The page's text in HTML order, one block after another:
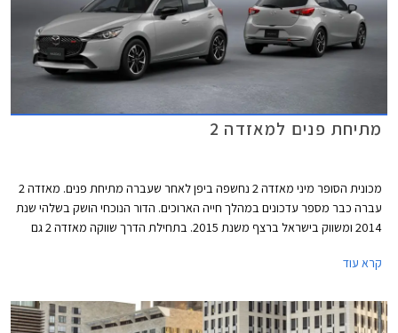
מתיחת פנים למאזדה 2
מכונית הסופר מיני מאזדה 2 נחשפה ביפן לאחר שעברה מתיחת פנים. מאזדה 2
עברה כבר מספר עדכונים במהלך חייה הארוכים. הדור הנוכחי הושק בשלהי שנת
2014 ומשווק בישראל ברצף משנת 2015. בתחילת הדרך שווקה מאזדה 2 גם
בעיקר בזכות מלאי זמין וזכייה במכרזי רכש של מנהל הרכב הממשלתי.
קרא עוד